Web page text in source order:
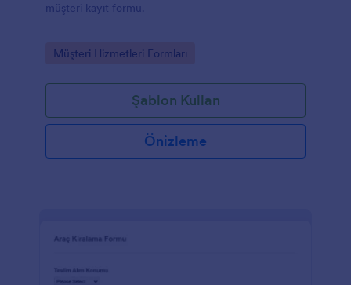
müşteri kayıt formu.
Go to Category:
Müşteri Hizmetleri Formları
Şablon Kullan
Önizleme